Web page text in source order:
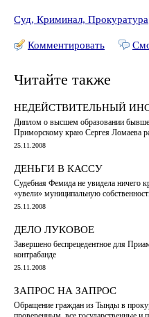
Суд, Криминал, Прокуратура
Комментировать
Читайте также
НЕДЕЙСТВИТЕЛЬНЫЙ
Диплом о высшем образовании
Приморскому краю Сергея Ломаева
25.11.2008
ДЕНЬГИ В КАССУ
Судебная Фемида не увидела ничего
«увели» муниципальную
25.11.2008
ДЕЛО ЛУКОВОЕ
Завершено беспрецедентное для
контрабанде
25.11.2008
ЗАПРОС НА ЗАПРОС
Обращение граждан из Тынды в